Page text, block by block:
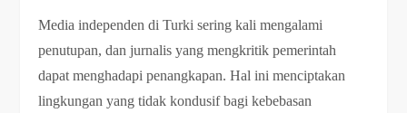
Media independen di Turki sering kali mengalami
penutupan, dan jurnalis yang mengkritik pemerintah
dapat menghadapi penangkapan. Hal ini menciptakan
lingkungan yang tidak kondusif bagi kebebasan